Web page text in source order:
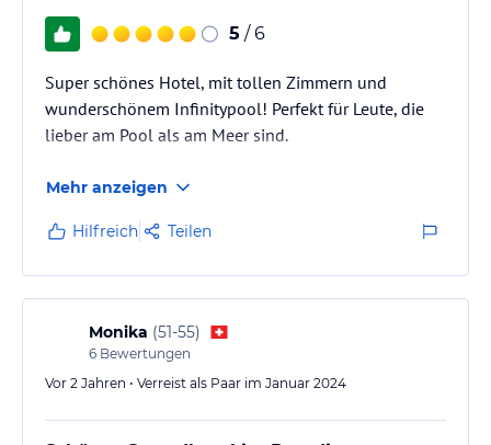
5 / 6
Super schönes Hotel, mit tollen Zimmern und
wunderschönem Infinitypool! Perfekt für Leute, die
lieber am Pool als am Meer sind.
Mehr anzeigen
Hilfreich Teilen
Monika (51-55)
6 Bewertungen
Vor 2 Jahren • Verreist als Paar im Januar 2024